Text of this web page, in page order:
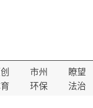
市州
瞭望
环保 法治